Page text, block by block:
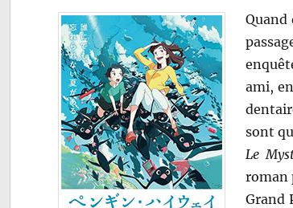
Quand
ami,
sont
Le
roman
Grand